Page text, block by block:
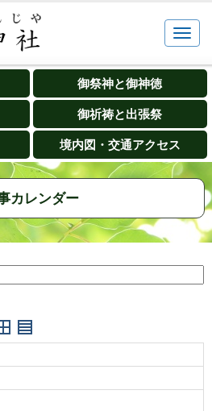
御祭神と御神徳
御祈祷と出張祭
境内図・交通アクセス
カレンダー